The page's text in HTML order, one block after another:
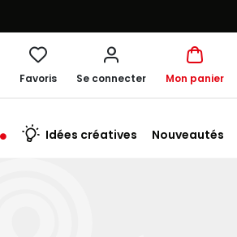
Favoris Se connecter Mon panier
Idées créatives Nouveautés